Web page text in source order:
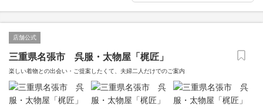
店舗公式
三重県名張市 呉服・太物屋「梶匠」
楽しい着物との出会い・ご提案したくて、夫婦二人だけでのご案内